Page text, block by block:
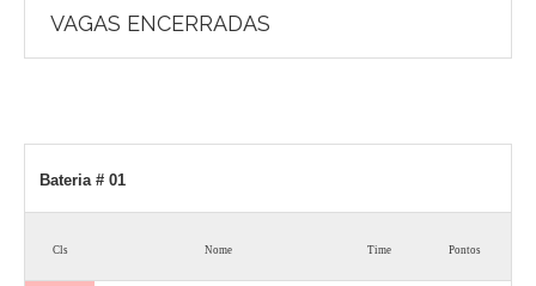
VAGAS ENCERRADAS
Bateria # 01
Cls Nome Time Pontos